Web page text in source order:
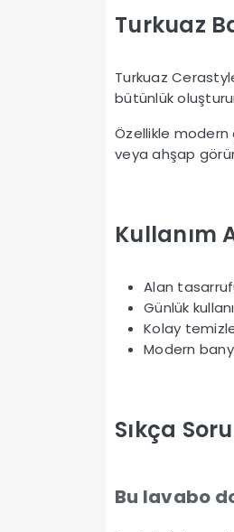
Turkuaz
Turkuaz
bütünlük
Özellikle modern
veya ahşap
Kullanım
Alan
Günlük
Kolay
Modern
Sıkça
Bu lavabo